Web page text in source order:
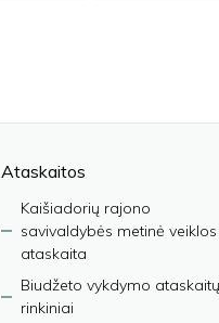
Ataskaitos
Kaišiadorių rajono
savivaldybės metinė veiklos
ataskaita
Biudžeto vykdymo ataskaitų
rinkiniai